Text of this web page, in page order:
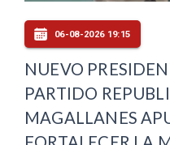
06-08-2026 19:15
NUEVO
PARTIDO
MAGALLANES